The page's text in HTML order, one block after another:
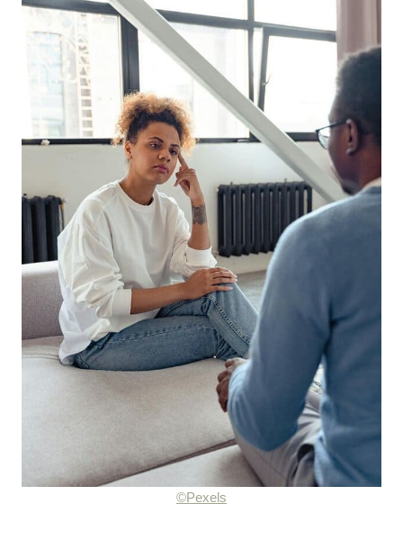
©Pexels